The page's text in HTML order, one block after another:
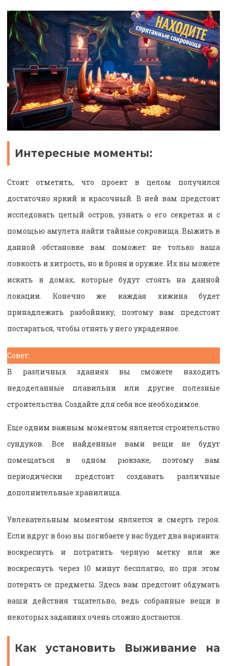
Интересные моменты:
Стоит отметить, что проект в целом получился
достаточно яркий и красочный. В ней вам предстоит
исследовать целый остров, узнать о его секретах и с
помощью амулета найти тайные сокровища. Выжить в
данной обстановке вам поможет не только ваша
ловкость и хитрость, но и броня и оружие. Их вы можете
искать в домах, которые будут стоять на данной
локации. Конечно же каждая хижина будет
принадлежать разбойнику, поэтому вам предстоит
постараться, чтобы отнять у него украденное.
Совет:
В различных зданиях вы сможете находить
недоделанные плавильни или другие полезные
строительства. Создайте для себя все необходимое.
Еще одним важным моментом является строительство
сундуков. Все найденные вами вещи не будут
помещаться в одном рюкзаке, поэтому вам
периодически предстоит создавать различные
дополнительные хранилища.
Увлекательным моментом является и смерть героя.
Если вдруг в бою вы погибаете у вас будет два варианта:
воскреснуть и потратить черную метку или же
воскреснуть через 10 минут бесплатно, но при этом
потерять се предметы. Здесь вам предстоит обдумать
ваши действия тщательно, ведь собранные вещи в
некоторых заданиях очень сложно достаются.
Как установить Выживание на